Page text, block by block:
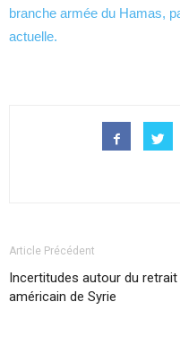
branche armée du Hamas,
actuelle.
Article Précédent
Incertitudes autour du retrait
américain de Syrie